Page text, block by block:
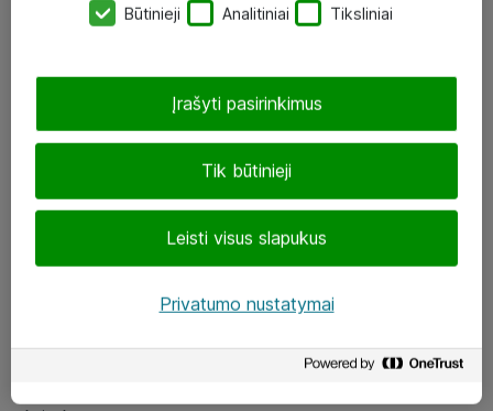
eShop@atea.lt
LinkedIn
Būtinieji Analitiniai Tiksliniai
Tik būtinieji
Leisti visus slapukus
Įrašyti pasirinkimus
Privatumo nustatymai